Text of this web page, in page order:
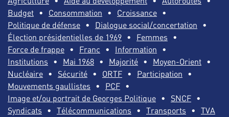
Budget
Consommation
Croissance
Politique de défense
Dialogue social/concertation
Élection présidentielles de 1969
Femmes
Force de frappe
Franc
Information
Institutions
Mai 1968 Majorité
Moyen-Orient
Nucléaire
Sécurité ORTF
Participation
Mouvements gaullistes
PCF
Image et/ou portrait de Georges Politique
SNCF
Syndicats
Télécommunications Transports TVA